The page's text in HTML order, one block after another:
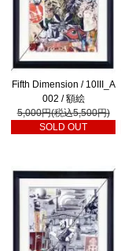
Fifth Dimension / 10III_A
002 / 額絵
5,000円(税込5,500円)
SOLD OUT